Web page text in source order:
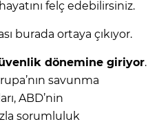
felç edebilirsiniz.
burada ortaya çıkıyor.
dönemine giriyor.
savunma
ABD’nin
sorumluluk